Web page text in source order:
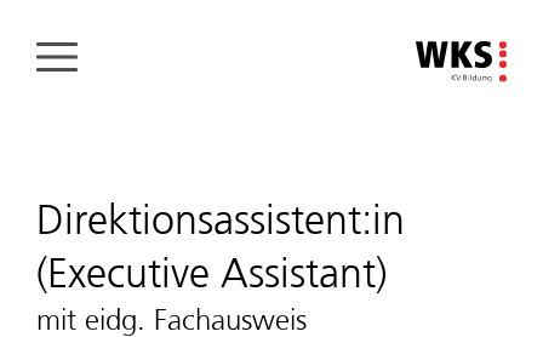
Direktionsassistent:in
(Executive Assistant)
mit eidg. Fachausweis